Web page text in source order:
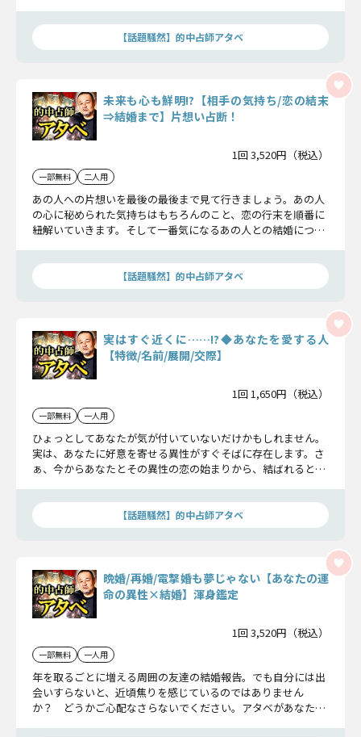
ます。
【話題騒然】的中占師アタベ
未来も心も鮮明!?【相手の気持ち/恋の結末
⇒結婚まで】片想い占断！
1回 3,520円（税込）
一部無料 二人用
あの人への片想いを最後の最後まで見て行きましょう。あの人
の心に秘められた気持ちはもちろんのこと、恋の行末を順番に
紐解いていきます。そして一番気になるあの人との結婚につい
【話題騒然】的中占師アタベ
実はすぐ近くに……!?◆あなたを愛する人
【特徴/名前/展開/交際】
1回 1,650円（税込）
一部無料 一人用
ひょっとしてあなたが気が付いていないだけかもしれません。
実は、あなたに好意を寄せる異性がすぐそばに存在します。さ
ぁ、今からあなたとその異性の恋の始まりから、結ばれるとこ
【話題騒然】的中占師アタベ
晩婚/再婚/電撃婚も夢じゃない【あなたの運
命の異性×結婚】渾身鑑定
1回 3,520円（税込）
一部無料 一人用
年を取るごとに増える周囲の友達の結婚報告。でも自分には出
会いすらないと、近頃焦りを感じているのではありません
か？ どうかご心配なさらないでください。アタベがあなたの